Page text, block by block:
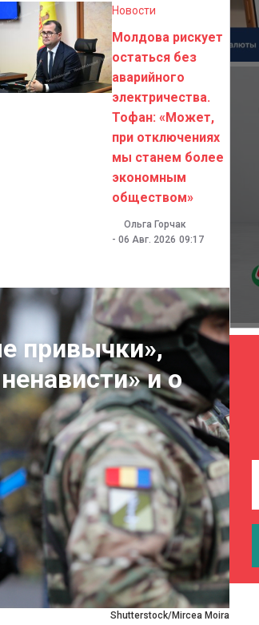
Новости
Молдова рискует
остаться без
аварийного
электричества.
Тофан: «Может,
при отключениях
мы станем более
экономным
обществом»
Ольга Горчак
- 06 Авг. 2026 09:17
Shutterstock/Mircea Moira
привычки»,
и о